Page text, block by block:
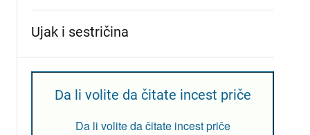
Ujak i sestričina
Da li volite da čitate incest priče
Da li volite da čitate incest priče